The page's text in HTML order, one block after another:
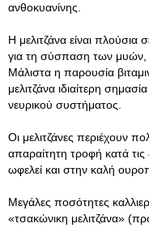
ανθοκυανίνης.
Η μελιτζάνα είναι πλούσια
για τη σύσπαση των μυών,
Μάλιστα η παρουσία
μελιτζάνα ιδιαίτερη
νευρικού συστήματος.
Οι μελιτζάνες περιέχουν
απαραίτητη τροφή κατά
ωφελεί και στην καλή
Μεγάλες ποσότητες
«τσακώνικη μελιτζάνα»